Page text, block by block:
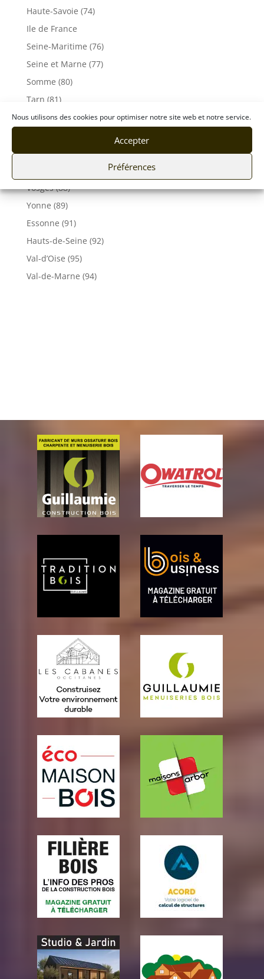
Nous utilisons des cookies pour optimiser notre site web et notre service.
Accepter
Préférences
Haute-Savoie (74)
Ile de France
Seine-Maritime (76)
Seine et Marne (77)
Somme (80)
Tarn (81)
Tarn-et-Garonne (82)
Vaucluse (84)
Vosges (88)
Yonne (89)
Essonne (91)
Hauts-de-Seine (92)
Val-d’Oise (95)
Val-de-Marne (94)